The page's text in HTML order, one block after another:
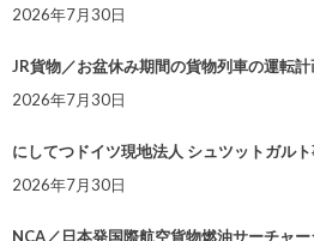
2026年7月30日
JR貨物／お盆休み期間の貨物列車の運転
2026年7月30日
にしてつドイツ現地法人 シュツットガル
2026年7月30日
NCA／日本発国際航空貨物燃油サーチャ